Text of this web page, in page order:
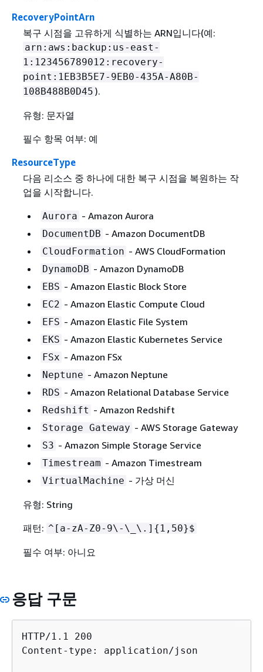
RecoveryPointArn
복구 시점을 고유하게 식별하는 ARN입니다(예:
arn:aws:backup:us-east-
1:123456789012:recovery-
point:1EB3B5E7-9EB0-435A-A80B-
108B488B0D45 ).
유형: 문자열
필수 항목 여부: 예
ResourceType
다음 리소스 중 하나에 대한 복구 시점을 복원하는 작
업을 시작합니다.
Aurora - Amazon Aurora
DocumentDB - Amazon DocumentDB
CloudFormation - AWS CloudFormation
DynamoDB - Amazon DynamoDB
EBS - Amazon Elastic Block Store
EC2 - Amazon Elastic Compute Cloud
EFS - Amazon Elastic File System
EKS - Amazon Elastic Kubernetes Service
FSx - Amazon FSx
Neptune - Amazon Neptune
RDS - Amazon Relational Database Service
Redshift - Amazon Redshift
Storage Gateway - AWS Storage Gateway
S3 - Amazon Simple Storage Service
Timestream - Amazon Timestream
VirtualMachine - 가상 머신
유형: String
패턴: ^[a-zA-Z0-9\-\_\.] { 1,50}$
필수 여부: 아니요
응답 구문
HTTP/1.1 200
Content-type: application/json